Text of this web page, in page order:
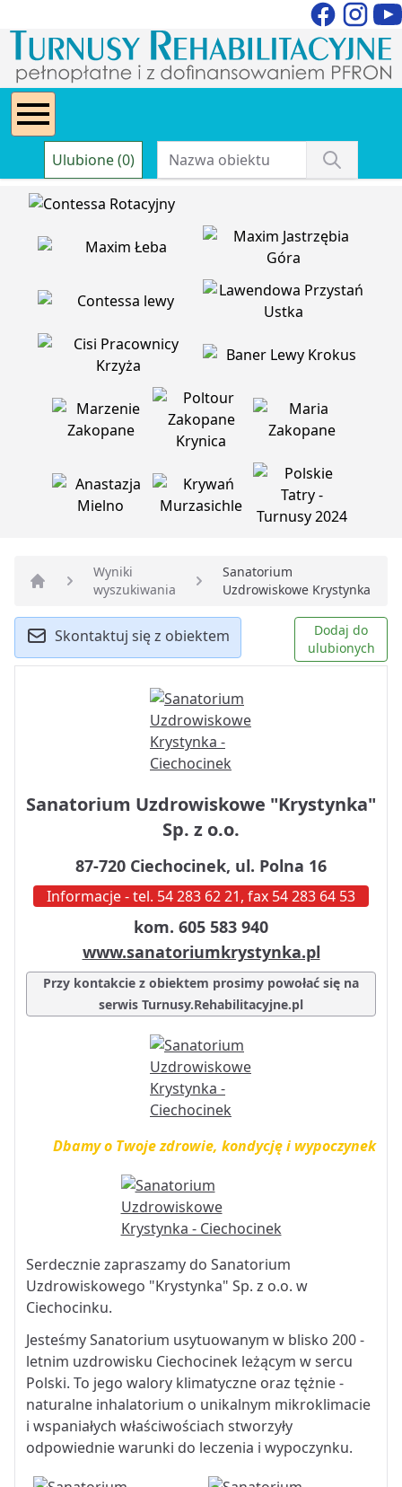
Ulubione (0)
Strona główna
Wyniki
wyszukiwania
Sanatorium
Uzdrowiskowe Krystynka
Skontaktuj się z obiektem
Dodaj do
ulubionych
Sanatorium Uzdrowiskowe "Krystynka"
Sp. z o.o.
87-720 Ciechocinek, ul. Polna 16
Informacje - tel. 54 283 62 21, fax 54 283 64 53
kom. 605 583 940
www.sanatoriumkrystynka.pl
Przy kontakcie z obiektem prosimy powołać się na
serwis Turnusy.Rehabilitacyjne.pl
Dbamy o Twoje zdrowie, kondycję i wypoczynek
Serdecznie zapraszamy do Sanatorium
Uzdrowiskowego "Krystynka" Sp. z o.o. w
Ciechocinku.
Jesteśmy Sanatorium usytuowanym w blisko 200 -
letnim uzdrowisku Ciechocinek leżącym w sercu
Polski. To jego walory klimatyczne oraz tężnie -
naturalne inhalatorium o unikalnym mikroklimacie
i wspaniałych właściwościach stworzyły
odpowiednie warunki do leczenia i wypoczynku.